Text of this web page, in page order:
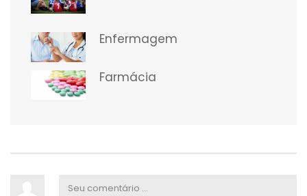
Enfermagem
Farmácia